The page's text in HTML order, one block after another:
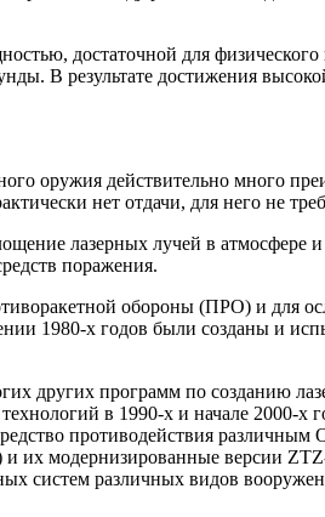
достаточной для
В результате достижения
оружия действительно много
нет отдачи, для него не
лазерных лучей в атмосфере
поражения.
обороны (ПРО) и для
1980-х годов были созданы и
других программ по созданию
в 1990-х и начале 2000-х
противодействия
их модернизированные версии
систем различных видов